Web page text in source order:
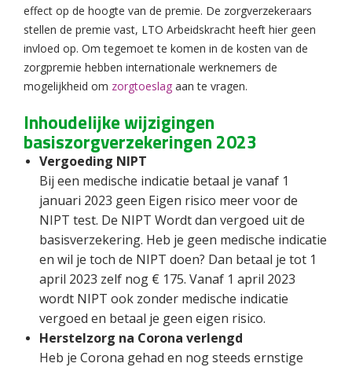
effect op de hoogte van de premie. De zorgverzekeraars
stellen de premie vast, LTO Arbeidskracht heeft hier geen
invloed op. Om tegemoet te komen in de kosten van de
zorgpremie hebben internationale werknemers de
mogelijkheid om zorgtoeslag aan te vragen.
Inhoudelijke wijzigingen
basiszorgverzekeringen 2023
Vergoeding NIPT
Bij een medische indicatie betaal je vanaf 1
januari 2023 geen Eigen risico meer voor de
NIPT test. De NIPT Wordt dan vergoed uit de
basisverzekering. Heb je geen medische indicatie
en wil je toch de NIPT doen? Dan betaal je tot 1
april 2023 zelf nog € 175. Vanaf 1 april 2023
wordt NIPT ook zonder medische indicatie
vergoed en betaal je geen eigen risico.
Herstelzorg na Corona verlengd
Heb je Corona gehad en nog steeds ernstige